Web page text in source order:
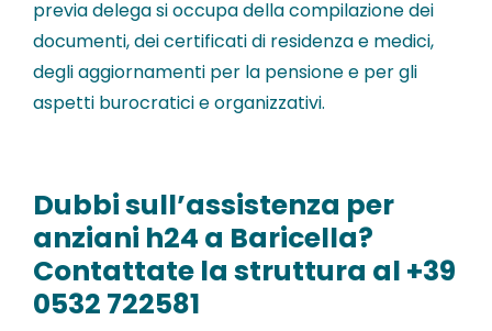
previa delega si occupa della compilazione dei
documenti, dei certificati di residenza e medici,
degli aggiornamenti per la pensione e per gli
aspetti burocratici e organizzativi.
Dubbi sull’assistenza per
anziani h24 a Baricella?
Contattate la struttura al +39
0532 722581